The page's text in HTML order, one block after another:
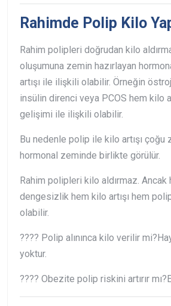
Rahimde Polip Kilo
Rahim polipleri doğrudan kilo
oluşumuna zemin hazırlayan
artışı ile ilişkili olabilir. Örneğin
insülin direnci veya PCOS hem kilo
gelişimi ile ilişkili olabilir.
Bu nedenle polip ile kilo artışı çoğu
hormonal zeminde birlikte görülür.
Rahim polipleri kilo aldırmaz. Ancak
dengesizlik hem kilo artışı hem
olabilir.
???? Polip alınınca kilo verilir mi?
yoktur.
???? Obezite polip riskini artırır mı?